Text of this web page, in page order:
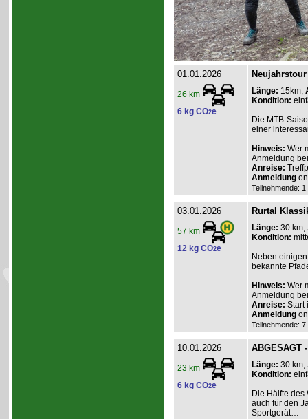
01.01.2026
26 km
6 kg CO2e
Länge: 15km,
Kondition:
Die MTB-
einer
Hinweis: Wer
Anmeldung
Anreise:
Anmeldung
Teilnehmende:
03.01.2026
57 km
12 kg CO2e
Rurtal
Länge: 30 km,
Kondition:
Neben
bekannte
Hinweis: Wer
Anmeldung
Anreise: Start
Anmeldung
Teilnehmende:
10.01.2026
23 km
6 kg CO2e
ABGESAGT
Länge: 30 km,
Kondition:
Die Hälfte des
auch für den
Sportgerät…